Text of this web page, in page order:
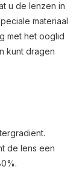
u de lenzen in
materiaal
met het ooglid
kunt dragen
de lens een